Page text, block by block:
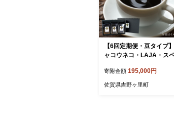
【6回定期便・豆タイプ
ャコウネコ・LAJA・ス
合計400g×6回 計2.4kg
R023]
寄附金額 195,000円
佐賀県吉野ヶ里町